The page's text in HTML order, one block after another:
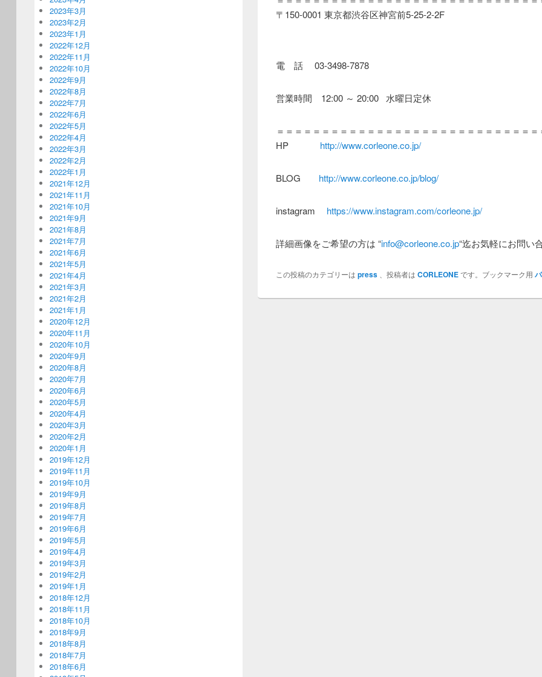
〒150-0001 東京都渋谷区神宮前5-25-2-2F
電 話 03-3498-7878
営業時間 12:00 ～ 20:00 水曜日定休
＝＝＝＝＝＝＝＝＝＝＝＝＝＝＝＝＝＝＝＝＝＝＝＝＝＝＝＝＝
HP
http://www.corleone.co.jp/
BLOG http://www.corleone.co.jp/blog/
instagram https://www.instagram.com/corleone.jp/
詳細画像をご希望の方は “info@corleone.co.jp“迄お気軽にお問い
この投稿のカテゴリーは press、投稿者は CORLEONEです。ブックマーク用
2023年3月
2023年2月
2023年1月
2022年12月
2022年11月
2022年10月
2022年9月
2022年8月
2022年7月
2022年6月
2022年5月
2022年4月
2022年3月
2022年2月
2022年1月
2021年12月
2021年11月
2021年10月
2021年9月
2021年8月
2021年7月
2021年6月
2021年5月
2021年4月
2021年3月
2021年2月
2021年1月
2020年12月
2020年11月
2020年10月
2020年9月
2020年8月
2020年7月
2020年6月
2020年5月
2020年4月
2020年3月
2020年2月
2020年1月
2019年12月
2019年11月
2019年10月
2019年9月
2019年8月
2019年7月
2019年6月
2019年5月
2019年4月
2019年3月
2019年2月
2019年1月
2018年12月
2018年11月
2018年10月
2018年9月
2018年8月
2018年7月
2018年6月